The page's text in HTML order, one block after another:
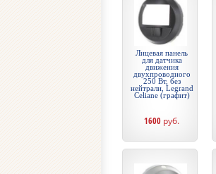
Лицевая панель
для датчика
движения
двухпроводного
250 Вт, без
нейтрали, Legrand
Celiane (графит)
1600 руб.